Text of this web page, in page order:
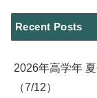
Recent Posts
2026年高学年
（7/12）